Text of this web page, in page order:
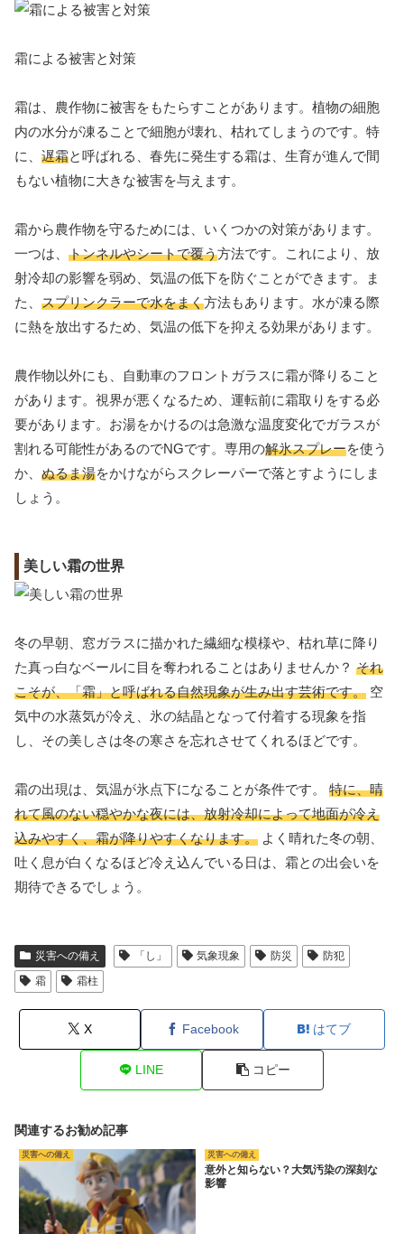
霜による被害と対策
霜は、農作物に被害をもたらすことがあります。植物の細胞
内の水分が凍ることで細胞が壊れ、枯れてしまうのです。特
に、 遅霜と呼ばれる、春先に発生する霜は、生育が進んで間
もない植物に大きな被害を与えます。
霜から農作物を守るためには、いくつかの対策があります。
一つは、 トンネルやシートで覆う方法です。これにより、放
射冷却の影響を弱め、気温の低下を防ぐことができます。ま
た、 スプリンクラーで水をまく方法もあります。水が凍る際
に熱を放出するため、気温の低下を抑える効果があります。
農作物以外にも、自動車のフロントガラスに霜が降りること
があります。視界が悪くなるため、運転前に霜取りをする必
要があります。お湯をかけるのは急激な温度変化でガラスが
割れる可能性があるのでNGです。専用の解氷スプレーを使う
か、 ぬるま湯をかけながらスクレーパーで落とすようにしま
しょう。
美しい霜の世界
冬の早朝、窓ガラスに描かれた繊細な模様や、枯れ草に降り
た真っ白なベールに目を奪われることはありませんか？ それ
こそが、「霜」と呼ばれる自然現象が生み出す芸術です。 空
気中の水蒸気が冷え、氷の結晶となって付着する現象を指
し、その美しさは冬の寒さを忘れさせてくれるほどです。
霜の出現は、気温が氷点下になることが条件です。 特に、晴
れて風のない穏やかな夜には、放射冷却によって地面が冷え
込みやすく、霜が降りやすくなります。 よく晴れた冬の朝、
吐く息が白くなるほど冷え込んでいる日は、霜との出会いを
期待できるでしょう。
災害への備え 「し」 気象現象 防災
防犯
霜
霜柱
X Facebook はてブ
LINE コピー
関連するお勧め記事
災害への備え 災害への備え
意外と知らない？大気汚染の深刻な
影響